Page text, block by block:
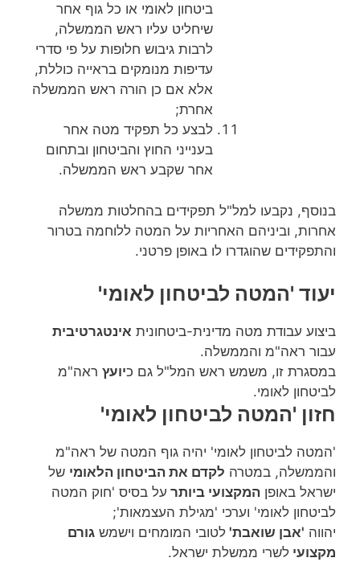
ביטחון לאומי או כל גוף אחר
שיחליט עליו ראש הממשלה,
לרבות גיבוש חלופות על פי סדרי
עדיפות מנומקים בראייה כוללת,
אלא אם כן הורה ראש הממשלה
אחרת;
לבצע כל תפקיד מטה אחר
בענייני החוץ והביטחון ובתחום
אחר שקבע ראש הממשלה.
בנוסף, נקבעו למל"ל תפקידים בהחלטות ממשלה
אחרות, וביניהם האחריות על המטה ללוחמה בטרור
והתפקידים שהוגדרו לו באופן פרטני.
יעוד 'המטה לביטחון לאומי'
ביצוע עבודת מטה מדינית-ביטחונית אינטגרטיבית
עבור ראה"מ והממשלה.
במסגרת זו, משמש ראש המל"ל גם כיועץ ראה"מ
לביטחון לאומי.
חזון 'המטה לביטחון לאומי'
'המטה לביטחון לאומי' יהיה גוף המטה של ראה"מ
והממשלה, במטרה לקדם את הביטחון הלאומי של
ישראל באופן המקצועי ביותר על בסיס 'חוק המטה
לביטחון לאומי' וערכי 'מגילת העצמאות';
יהווה 'אבן שואבת' לטובי המומחים וישמש גורם
מקצועי לשרי ממשלת ישראל.